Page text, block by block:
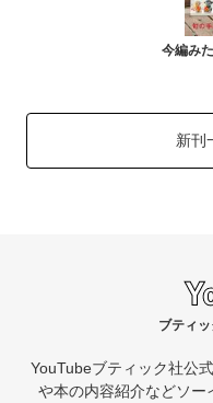
今編み
新刊
ブティ
YouTubeブティック社公
や本の内容紹介などソー